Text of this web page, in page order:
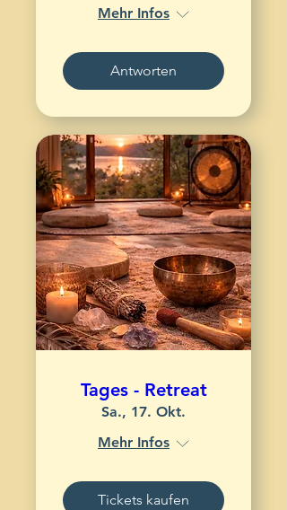
Mehr Infos
Antworten
Tages - Retreat
Sa., 17. Okt.
Mehr Infos
Tickets kaufen